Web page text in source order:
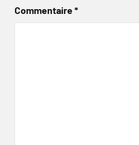
Commentaire*